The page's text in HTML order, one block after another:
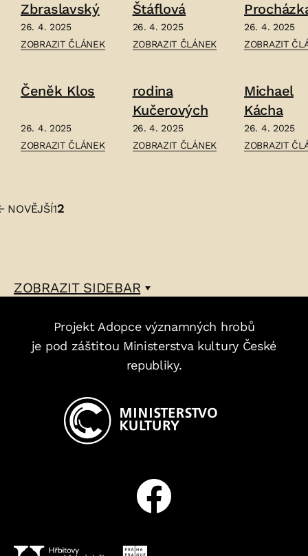
Zbraslavský
26. 4. 2025
ČLÁNEK:
ZBRASLAVSKÝ
ZOBRAZIT ČLÁNEK
Štáflová
26. 4. 2025
ČLÁNEK:
–
ZOBRAZIT ČLÁNEK
26. 4. 2025
ČLÁNEK:
–
ZOBRAZIT
Čeněk Klos
26. 4. 2025
ČLÁNEK:
ZOBRAZIT ČLÁNEK
rodina
Kučerových
26. 4. 2025
ČLÁNEK:
ZOBRAZIT ČLÁNEK
Michael
Kácha
26. 4. 2025
ČLÁNEK:
ZOBRAZIT
Stránkování
NOVĚJŠÍ12
ZOBRAZITSIDEBAR
Projekt Adopce významných hrobů
je pod záštitou Ministerstva kultury České
republiky.
Facebook